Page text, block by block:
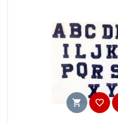
shopping_cart favorite_border